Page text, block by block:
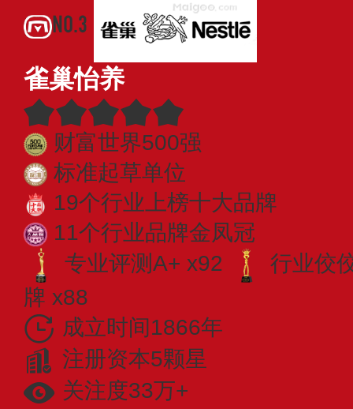
NO.3
雀巢怡养
财富世界500强
标准起草单位
19个行业上榜十大品牌
11个行业品牌金凤冠
专业评测A+ x92
行业佼
牌 x88
成立时间1866年
注册资本5颗星
关注度33万+